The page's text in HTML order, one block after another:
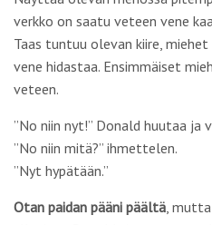
Otan paidan pääni päältä
,
ylleni, on Donald siepannut
viittoo minua seuraamaan.
raikkaaseen veteen. Nousen
päässä. Hänellä on toisessa
kädessä paitani. Keinumme
puolella. En näe venettä, se on